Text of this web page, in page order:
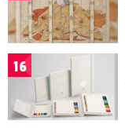
16